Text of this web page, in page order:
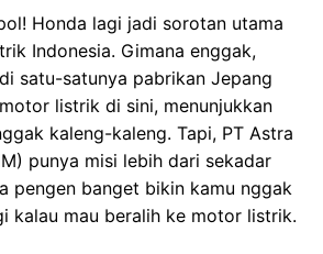
Honda lagi jadi sorotan utama
Indonesia. Gimana enggak,
satu-satunya pabrikan Jepang
listrik di sini, menunjukkan
kaleng-kaleng. Tapi, PT Astra
punya misi lebih dari sekadar
pengen banget bikin kamu nggak
kalau mau beralih ke motor listrik.